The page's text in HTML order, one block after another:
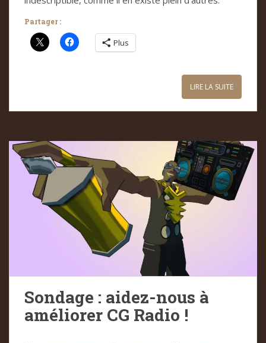
Partager :
Plus
LIRE LA SUITE
Sondage : aidez-nous à
améliorer CG Radio !